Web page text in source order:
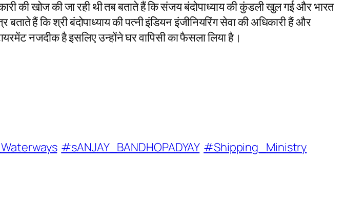
की खोज की जा रही थी तब बताते हैं कि संजय बंदोपाध्याय की कुंडली खुल गई और भारत
हैं कि श्री बंदोपाध्याय की पत्नी इंडियन इंजीनियरिंग सेवा की अधिकारी हैं और
नजदीक है इसलिए उन्होंने घर वापिसी का फैसला लिया है।
#sANJAY_BANDHOPADYAY #Shipping_Ministry